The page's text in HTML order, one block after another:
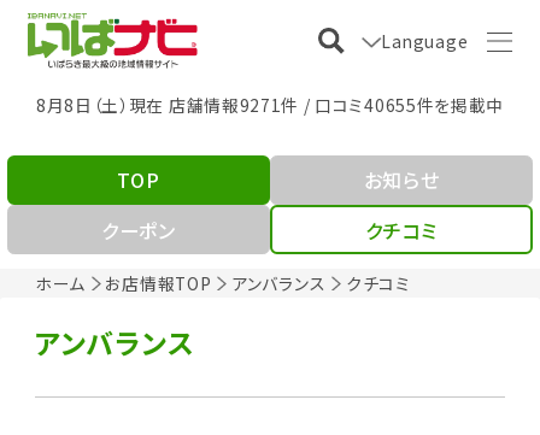
Language
8月8日（土）現在 店舗情報9271件 / 口コミ40655件を掲載中
ホーム お店情報TOP アンバランス クチコミ
TOP
お知らせ
クーポン
クチコミ
アンバランス